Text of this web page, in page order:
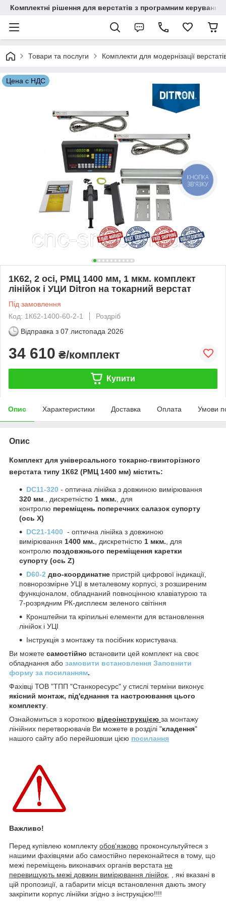
Комплектні рішення для верстатів з програмним
Товари та послуги Комплекти для модернізації
Цена с НДС
1К62, 2 осі, РМЦ 1400 мм, 1 мкм. комплект
лінійок і УЦИ Ditron на токарний верстат
Під замовлення
Код: 1К62-1400-60-2-1
Роздріб
Відправка з 07 листопада 2026
34 610 ₴/комплект
Купити
Опис Характеристики Доставка Оплата Умови
Опис
Комплект для універсального токарно-гвинторізного
верстата типу 1К62 (РМЦ 1400 мм) містить:
DC11-320 - оптична лінійка з довжиною вимірювання
320 мм., дискретністю 1 мкм., для
контролю переміщень поперечних салазок супорту
(ось X)
DC21-1400 - оптична лінійка з довжиною
вимірювання 1400 мм., дискретністю 1 мкм., для
контролю поздовжнього переміщення каретки
супорту (ось Z)
D60-2 дво-координатне пристрій цифрової індикації,
повнорозмірне УЦІ в металевому корпусі, з розширеним
функціоналом, обладнаний повноцінною клавіатурою та
7-розрядним РК-дисплеєм зеленого світіння
Кронштейни та кріпильні елементи для встановлення
лінійок і УЦІ
Інструкція з монтажу та посібник користувача.
Ви можете самостійно встановити цей комплект на своє
обладнання або замовити встановлення Заповнити
форму за посиланням.
Фахівці ТОВ "ТПП "Станкоресурс" у стислі терміни виконує
якісний монтаж, під'єднання та настроювання цього
комплекту.
Ознайомиться з короткою відеоінструкцією за монтажу
лінійних перетворювачів Ви можете в розділі "кладення"
нашого сайту або перейшовши цією посилання
Важливо!
Перед купівлею комплекту обов'язково проконсультуйтеся з
нашими фахівцями або самостійно переконайтеся в тому, що
межі переміщень виконавчих органів верстата не
перевищують межі довжин вимірювання лінійок, , які вказані в
цій пропозиції, а габарити місця встановлення дають змогу
закріпити корпус лінійки згідно з інструкцією!!!!
КНОПКА
ЗВ'ЯЗКУ